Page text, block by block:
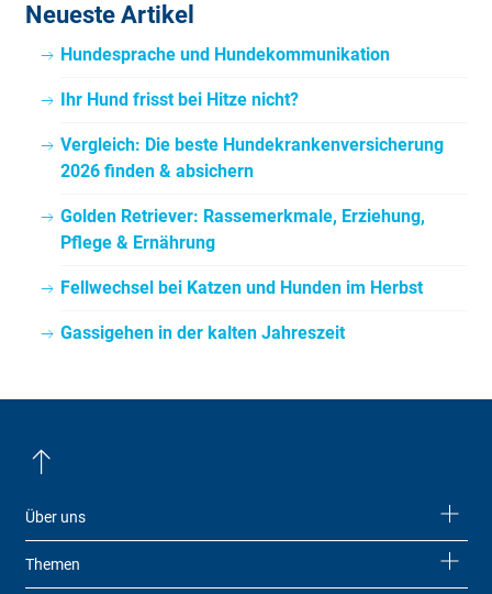
Neueste Artikel
Hundesprache und Hundekommunikation
Ihr Hund frisst bei Hitze nicht?
Vergleich: Die beste Hundekrankenversicherung
2026 finden & absichern
Golden Retriever: Rassemerkmale, Erziehung,
Pflege & Ernährung
Fellwechsel bei Katzen und Hunden im Herbst
Gassigehen in der kalten Jahreszeit
Über uns
Themen